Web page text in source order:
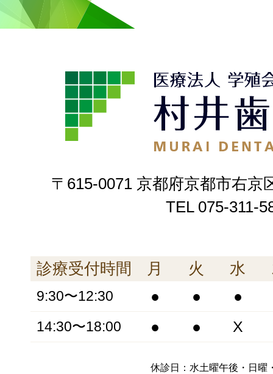
〒615-0071 京都府京都市右京
TEL 075-311-
診療受付時間 月 火 水
9:30〜12:30 ● ● ●
14:30〜18:00 ● ● X
休診日：水土曜午後・日曜